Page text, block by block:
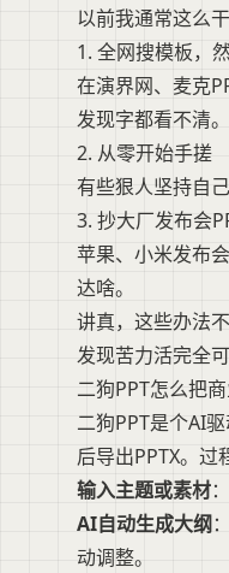
以前我通常这么干
1. 全网搜模板，
在演界网、麦克
发现字都看不清
2. 从零开始手搓
有些狠人坚持自
3. 抄大厂发布会
苹果、小米发布
达啥。
讲真，这些办法
发现苦力活完全
二狗PPT怎么把
二狗PPT是个AI
后导出PPTX。过
输入主题或素材
AI自动生成大纲
动调整。